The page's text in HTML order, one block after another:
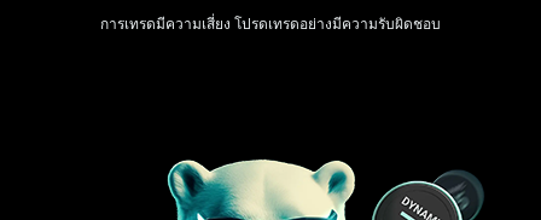
การเทรดมีความเสี่ยง โปรดเทรดอย่างมีความรับผิดชอบ